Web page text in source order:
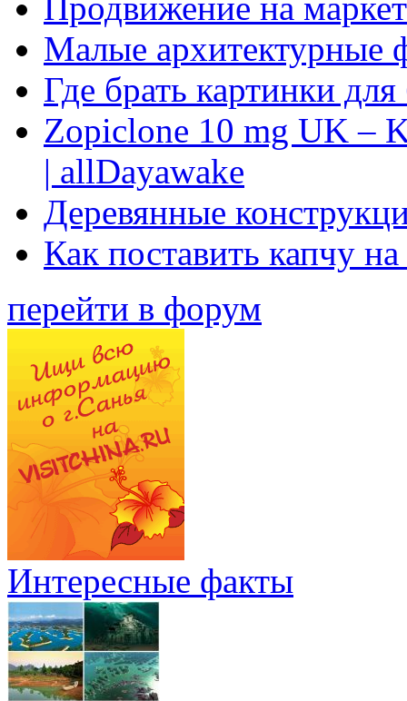
Малые архитектурные
Где брать картинки
Zopiclone 10 mg UK –
| allDayawake
Деревянные
Как поставить капчу
перейти в форум
Интересные факты